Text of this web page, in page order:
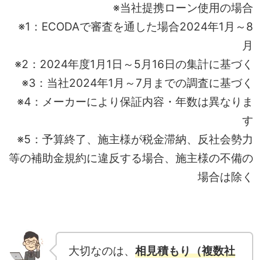
※当社提携ローン使用の場合
※1：ECODAで審査を通した場合2024年1月～8
月
※2：2024年度1月1日～5月16日の集計に基づく
※3：当社2024年1月～7月までの調査に基づく
※4：メーカーにより保証内容・年数は異なりま
す
※5：予算終了、施主様が税金滞納、反社会勢力
等の補助金規約に違反する場合、施主様の不備の
場合は除く
大切なのは、 相見積もり（複数社